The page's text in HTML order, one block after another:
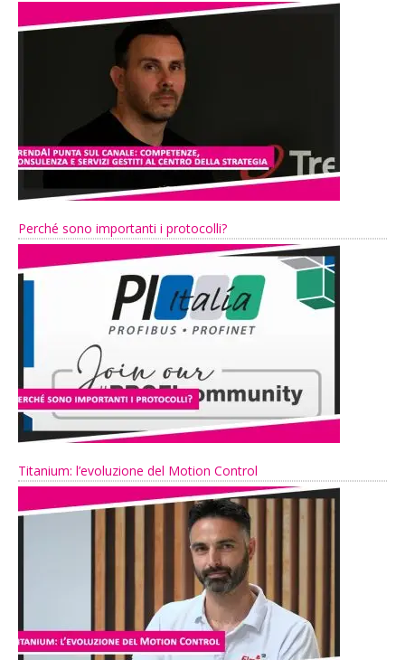
Perché sono importanti i protocolli?
Titanium: l’evoluzione del Motion Control